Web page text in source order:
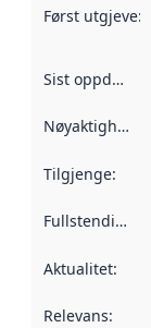
Først utgjeve:
Sist oppdatert
Nøyaktigheit
Tilgjenge:
Fullstendigheit
Aktualitet:
Relevans: